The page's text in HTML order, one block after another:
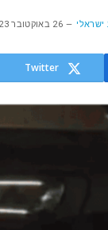
26 באוקטובר 2023
Twitter